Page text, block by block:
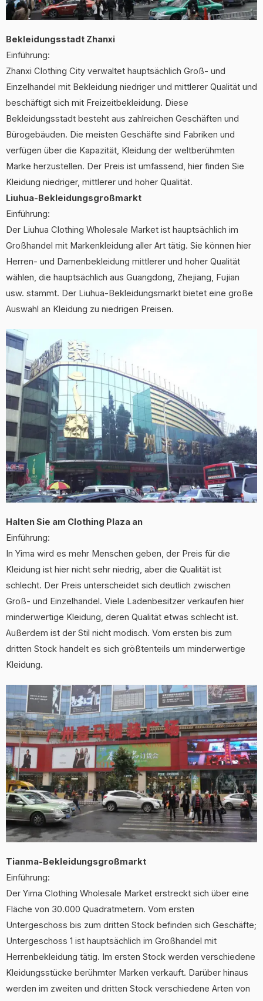
Bekleidungsstadt Zhanxi
Einführung:
Zhanxi Clothing City verwaltet hauptsächlich Groß- und
Einzelhandel mit Bekleidung niedriger und mittlerer Qualität und
beschäftigt sich mit Freizeitbekleidung. Diese
Bekleidungsstadt besteht aus zahlreichen Geschäften und
Bürogebäuden. Die meisten Geschäfte sind Fabriken und
verfügen über die Kapazität, Kleidung der weltberühmten
Marke herzustellen. Der Preis ist umfassend, hier finden Sie
Kleidung niedriger, mittlerer und hoher Qualität.
Liuhua-Bekleidungsgroßmarkt
Einführung:
Der Liuhua Clothing Wholesale Market ist hauptsächlich im
Großhandel mit Markenkleidung aller Art tätig. Sie können hier
Herren- und Damenbekleidung mittlerer und hoher Qualität
wählen, die hauptsächlich aus Guangdong, Zhejiang, Fujian
usw. stammt. Der Liuhua-Bekleidungsmarkt bietet eine große
Auswahl an Kleidung zu niedrigen Preisen.
Halten Sie am Clothing Plaza an
Einführung:
In Yima wird es mehr Menschen geben, der Preis für die
Kleidung ist hier nicht sehr niedrig, aber die Qualität ist
schlecht. Der Preis unterscheidet sich deutlich zwischen
Groß- und Einzelhandel. Viele Ladenbesitzer verkaufen hier
minderwertige Kleidung, deren Qualität etwas schlecht ist.
Außerdem ist der Stil nicht modisch. Vom ersten bis zum
dritten Stock handelt es sich größtenteils um minderwertige
Kleidung.
Tianma-Bekleidungsgroßmarkt
Einführung:
Der Yima Clothing Wholesale Market erstreckt sich über eine
Fläche von 30.000 Quadratmetern. Vom ersten
Untergeschoss bis zum dritten Stock befinden sich Geschäfte;
Untergeschoss 1 ist hauptsächlich im Großhandel mit
Herrenbekleidung tätig. Im ersten Stock werden verschiedene
Kleidungsstücke berühmter Marken verkauft. Darüber hinaus
werden im zweiten und dritten Stock verschiedene Arten von